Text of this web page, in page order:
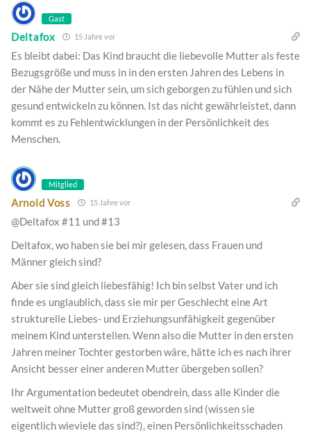
Gast
Deltafox 15 Jahre vor
Es bleibt dabei: Das Kind braucht die liebevolle Mutter als feste
Bezugsgröße und muss in in den ersten Jahren des Lebens in
der Nähe der Mutter sein, um sich geborgen zu fühlen und sich
gesund entwickeln zu können. Ist das nicht gewährleistet, dann
kommt es zu Fehlentwicklungen in der Persönlichkeit des
Menschen.
Mitglied
Arnold Voss 15 Jahre vor
@Deltafox #11 und #13
Deltafox, wo haben sie bei mir gelesen, dass Frauen und
Männer gleich sind?
Aber sie sind gleich liebesfähig! Ich bin selbst Vater und ich
finde es unglaublich, dass sie mir per Geschlecht eine Art
strukturelle Liebes- und Erziehungsunfähigkeit gegenüber
meinem Kind unterstellen. Wenn also die Mutter in den ersten
Jahren meiner Tochter gestorben wäre, hätte ich es nach ihrer
Ansicht besser einer anderen Mutter übergeben sollen?
Ihr Argumentation bedeutet obendrein, dass alle Kinder die
weltweit ohne Mutter groß geworden sind (wissen sie
eigentlich wieviele das sind?), einen Persönlichkeitsschaden